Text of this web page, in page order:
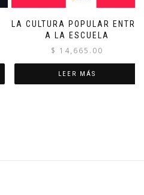
LA CULTURA POPULAR ENTRA
A LA ESCUELA
$ 14,665.00
LEER MÁS